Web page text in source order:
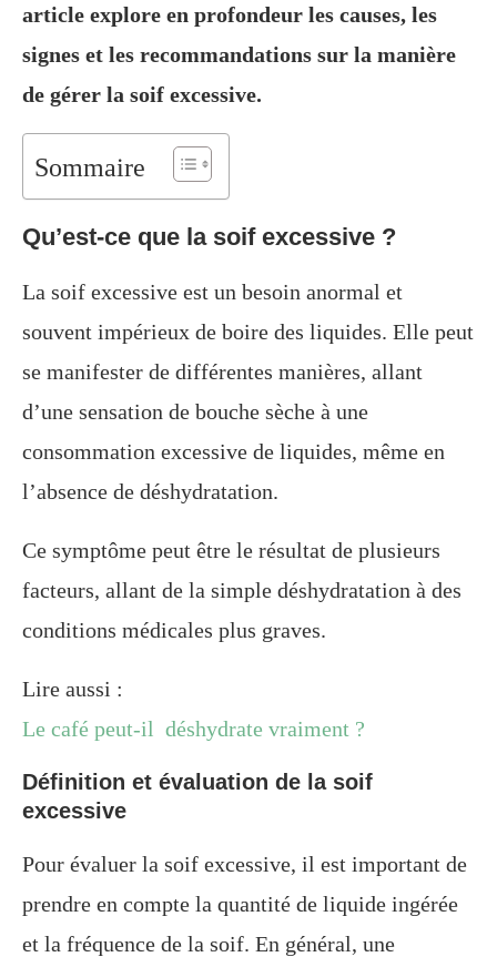
article explore en profondeur les causes, les
signes et les recommandations sur la manière
de gérer la soif excessive.
Sommaire
Qu’est-ce que la soif excessive ?
La soif excessive est un besoin anormal et
souvent impérieux de boire des liquides. Elle peut
se manifester de différentes manières, allant
d’une sensation de bouche sèche à une
consommation excessive de liquides, même en
l’absence de déshydratation.
Ce symptôme peut être le résultat de plusieurs
facteurs, allant de la simple déshydratation à des
conditions médicales plus graves.
Lire aussi :
Le café peut-il déshydrate vraiment ?
Définition et évaluation de la soif
excessive
Pour évaluer la soif excessive, il est important de
prendre en compte la quantité de liquide ingérée
et la fréquence de la soif. En général, une